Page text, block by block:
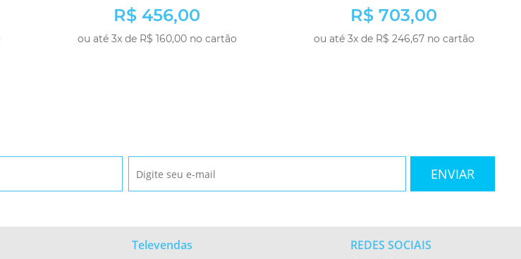
R$ 456,00
ou até 3x de R$ 160,00 no cartão
R$ 703,00
ou até 3x de R$ 246,67 no cartão
Televendas REDES SOCIAIS